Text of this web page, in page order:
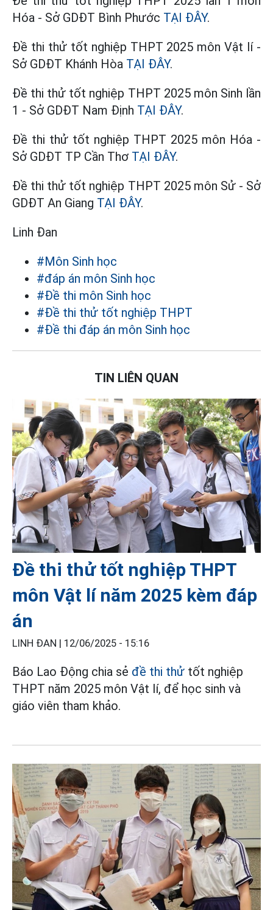
Hóa - Sở GDĐT Bình Phước TẠI ĐÂY.
Đề thi thử tốt nghiệp THPT 2025 môn Vật lí -
Sở GDĐT Khánh Hòa TẠI ĐÂY.
Đề thi thử tốt nghiệp THPT 2025 môn Sinh lần
1 - Sở GDĐT Nam Định TẠI ĐÂY.
Đề thi thử tốt nghiệp THPT 2025 môn Hóa -
Sở GDĐT TP Cần Thơ TẠI ĐÂY.
Đề thi thử tốt nghiệp THPT 2025 môn Sử - Sở
GDĐT An Giang TẠI ĐÂY.
Linh Đan
#Môn Sinh học
#đáp án môn Sinh học
#Đề thi môn Sinh học
#Đề thi thử tốt nghiệp THPT
#Đề thi đáp án môn Sinh học
TIN LIÊN QUAN
Đề thi thử tốt nghiệp THPT
môn Vật lí năm 2025 kèm đáp
án
LINH ĐAN | 12/06/2025 - 15:16
Báo Lao Động chia sẻ đề thi thử tốt nghiệp
THPT năm 2025 môn Vật lí, để học sinh và
giáo viên tham khảo.